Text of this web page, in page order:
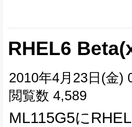
RHEL6
2010年4月23日(金)
閲覧数 4,589
ML115G5に